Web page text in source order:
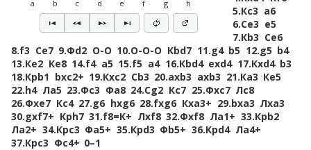
a b c d e f g h
5.Кc3 a6
6.Сe3 e5
7.Кb3 Сe6
8.f3 Сe7 9.Фd2 O-O 10.O-O-O Кbd7 11.g4 b5 12.g5 b4
13.Кe2 Кe8 14.f4 a5 15.f5 a4 16.Кbd4 exd4 17.Кxd4 b3
18.Крb1 bxc2+ 19.Кxc2 Сb3 20.axb3 axb3 21.Кa3 Кe5
22.h4 Лa5 23.Фc3 Фa8 24.Сg2 Кc7 25.Фxc7 Лc8
26.Фxe7 Кc4 27.g6 hxg6 28.fxg6 Кxa3+ 29.bxa3 Лxa3
30.gxf7+ Крh7 31.f8=К+ Лxf8 32.Фxf8 Лa1+ 33.Крb2
Лa2+ 34.Крc3 Фa5+ 35.Крd3 Фb5+ 36.Крd4 Лa4+
37.Крc3 Фc4+ 0–1